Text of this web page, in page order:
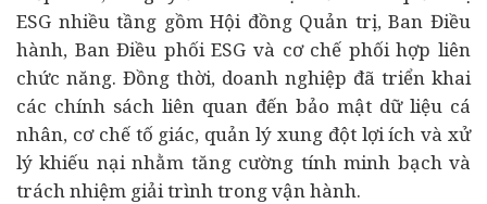
ESG nhiều tầng gồm Hội đồng Quản trị, Ban Điều
hành, Ban Điều phối ESG và cơ chế phối hợp liên
chức năng. Đồng thời, doanh nghiệp đã triển khai
các chính sách liên quan đến bảo mật dữ liệu cá
nhân, cơ chế tố giác, quản lý xung đột lợi ích và xử
lý khiếu nại nhằm tăng cường tính minh bạch và
trách nhiệm giải trình trong vận hành.